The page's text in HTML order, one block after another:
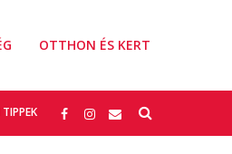
OTTHON ÉS KERT